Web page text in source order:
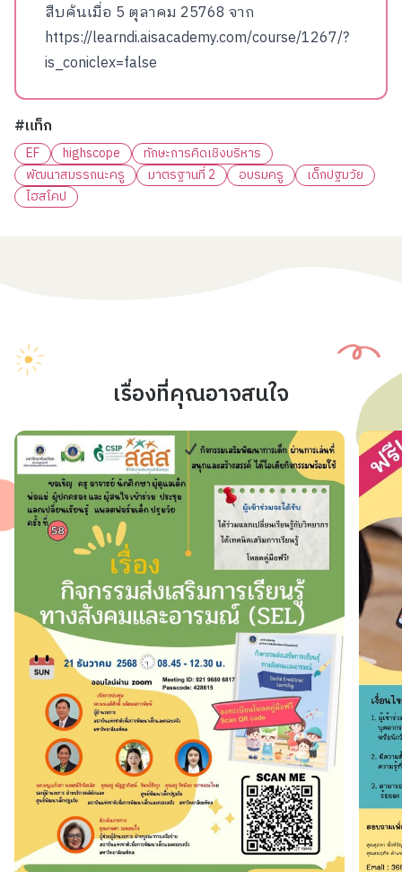
สืบค้นเมื่อ 5 ตุลาคม 25768 จาก
https://learndi.aisacademy.com/course/1267/?
is_coniclex=false
#แท็ก
EF highscope
ทักษะการคิดเชิงบริหาร
พัฒนาสมรรถนะครู
มาตรฐานที่ 2 อบรมครู
เด็กปฐมวัย
ไฮสโคป
เรื่องที่คุณอาจสนใจ